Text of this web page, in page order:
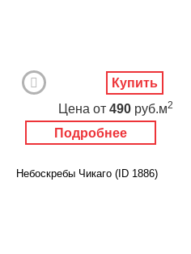
Подробнее
Цена от 490 руб.м2
Купить
Небоскребы Чикаго (ID 1886)